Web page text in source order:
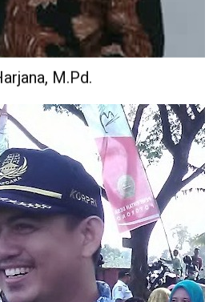
M.Pd.
Sekolah Urusan Kurikulum.